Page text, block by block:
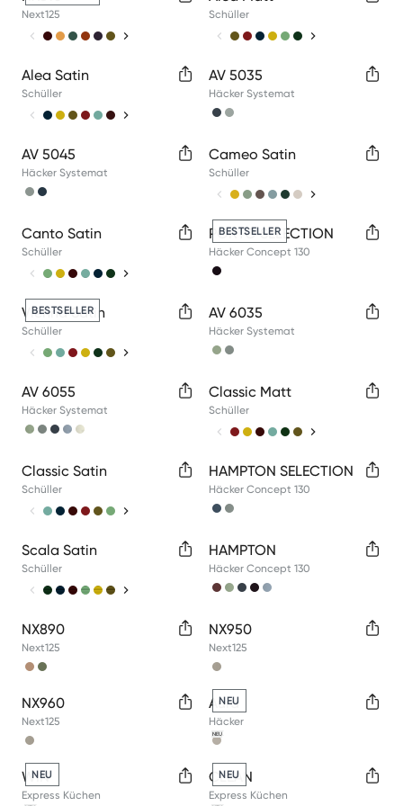
Next125 Schüller
Alea Satin
Schüller
Available colors AV 5035
Häcker Systemat
Available colors
AV 5045
Häcker Systemat
Available colors Cameo Satin
Schüller
Available colors
Canto Satin
Schüller
Available colors BESTSELLER
PORTO SELECTION
Häcker Concept 130
Available colors
BESTSELLER
Vienna Satin
Schüller
Available colors AV 6035
Häcker Systemat
Available colors
AV 6055
Häcker Systemat
Available colors Classic Matt
Schüller
Available colors
Classic Satin
Schüller
Available colors HAMPTON SELECTION
Häcker Concept 130
Available colors
Scala Satin
Schüller
Available colors HAMPTON
Häcker Concept 130
Available colors
NX890
Next125
Available colors NX950
Next125
Available colors
NX960
Next125
Available colors NEU
Aura
Häcker
Available colors
NEU
NEU
WIN
Express Küchen
Available colors NEU
CLEAN
Express Küchen
Available colors